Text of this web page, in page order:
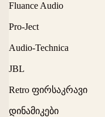
Fluance Audio
Pro-Ject
Audio-Technica
JBL
Retro ფირსაკრავი
დინამიკები